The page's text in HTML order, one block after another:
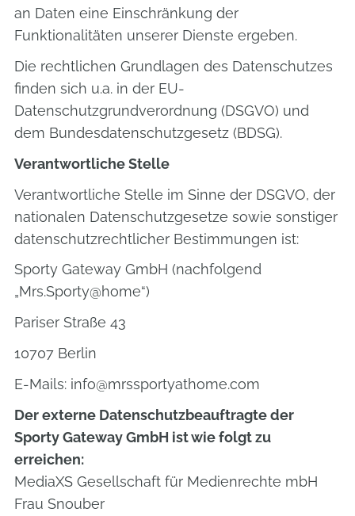
an Daten eine Einschränkung der
Funktionalitäten unserer Dienste ergeben.
Die rechtlichen Grundlagen des Datenschutzes
finden sich u.a. in der EU-
Datenschutzgrundverordnung (DSGVO) und
dem Bundesdatenschutzgesetz (BDSG).
Verantwortliche Stelle
Verantwortliche Stelle im Sinne der DSGVO, der
nationalen Datenschutzgesetze sowie sonstiger
datenschutzrechtlicher Bestimmungen ist:
Sporty Gateway GmbH (nachfolgend
„Mrs.Sporty@home“)
Pariser Straße 43
10707 Berlin
E-Mails: info@mrssportyathome.com
Der externe Datenschutzbeauftragte der
Sporty Gateway GmbH ist wie folgt zu
erreichen:
MediaXS Gesellschaft für Medienrechte mbH
Frau Snouber